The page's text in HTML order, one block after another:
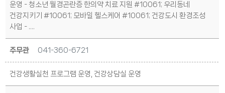
운영 - 청소년 월경곤란증 한의약 치료 지원 #10061; 우리동네
건강지키기 #10061; 모바일 헬스케어 #10061; 건강도시 환경조성
사업 - ....
주무관 041-360-6721
건강생활실천 프로그램 운영, 건강상담실 운영